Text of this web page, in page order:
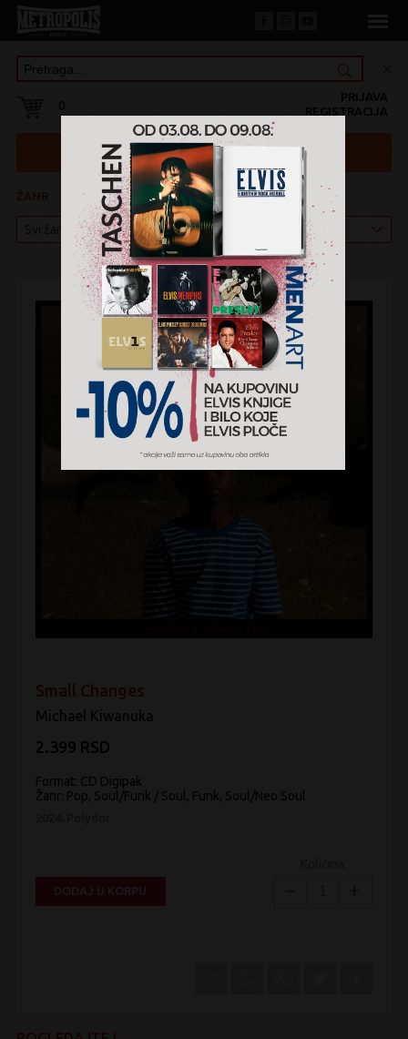
0 REGISTRACIJA
PRIJAVA
KATEGORIJA
Michael Kiwanuka
2.399 RSD
Format: CD Digipak
Žanr: Pop, Soul/Funk / Soul, Funk, Soul/Neo Soul